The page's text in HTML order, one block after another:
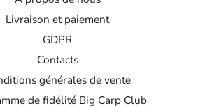
Livraison et paiement
GDPR
Contacts
générales de vente
de fidélité Big Carp Club